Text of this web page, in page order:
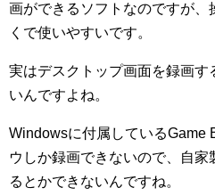
画ができるソフトなのですが、
くで使いやすいです。
実はデスクトップ画面を録画す
いんですよね。
Windowsに付属しているGame
ウしか録画できないので、自
るとかできないんですね。